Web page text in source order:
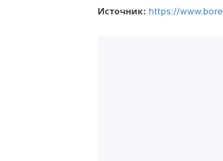
Источник: https://